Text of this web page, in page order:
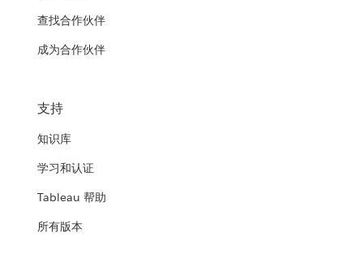
查找合作伙伴
成为合作伙伴
支持
知识库
学习和认证
Tableau 帮助
所有版本